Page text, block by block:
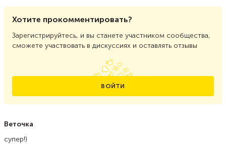
Хотите прокомментировать?
Зарегистрируйтесь, и вы станете участником сообщества,
сможете участвовать в дискуссиях и оставлять отзывы
ВОЙТИ
Веточка
супер!)